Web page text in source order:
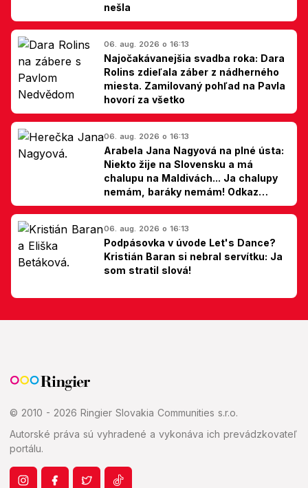
nešla
06. aug. 2026 o 16:13
Najočakávanejšia svadba roka: Dara
Rolins zdieľala záber z nádherného
miesta. Zamilovaný pohľad na Pavla
hovorí za všetko
06. aug. 2026 o 16:13
Arabela Jana Nagyová na plné ústa:
Niekto žije na Slovensku a má
chalupu na Maldivách... Ja chalupy
nemám, baráky nemám! Odkaz
Slovákom
06. aug. 2026 o 16:13
Podpásovka v úvode Let's Dance?
Kristián Baran si nebral servítku: Ja
som stratil slová!
© 2010 - 2026 Ringier Slovakia Communities s.r.o.
Autorské práva sú vyhradené a vykonáva ich prevádzkovateľ
portálu.